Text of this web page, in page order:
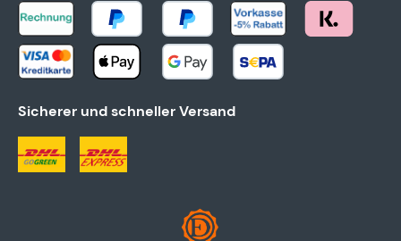
Sicherer und schneller Versand